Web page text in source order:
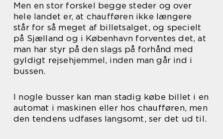
Men en stor forskel begge steder og over
hele landet er, at chaufføren ikke længere
står for så meget af billetsalget, og specielt
på Sjælland og i København forventes det, at
man har styr på den slags på forhånd med
gyldigt rejsehjemmel, inden man går ind i
bussen.
I nogle busser kan man stadig købe billet i en
automat i maskinen eller hos chaufføren, men
den tendens udfases langsomt, ser det ud til.